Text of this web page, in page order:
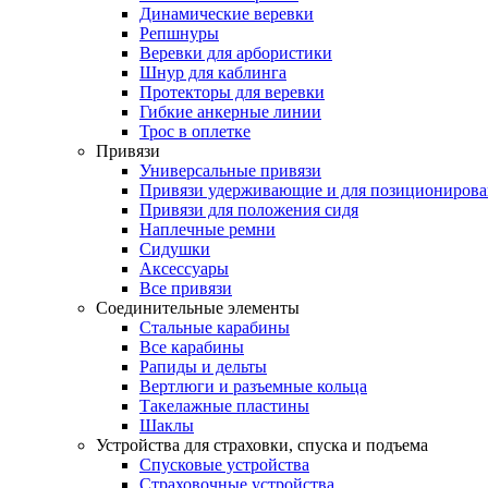
Динамические веревки
Репшнуры
Веревки для арбористики
Шнур для каблинга
Протекторы для веревки
Гибкие анкерные линии
Трос в оплетке
Привязи
Универсальные привязи
Привязи удерживающие и для
Привязи для положения сидя
Наплечные ремни
Сидушки
Аксессуары
Все привязи
Соединительные элементы
Стальные карабины
Все карабины
Рапиды и дельты
Вертлюги и разъемные кольца
Такелажные пластины
Шаклы
Устройства для страховки, спуска и подъема
Спусковые устройства
Страховочные устройства